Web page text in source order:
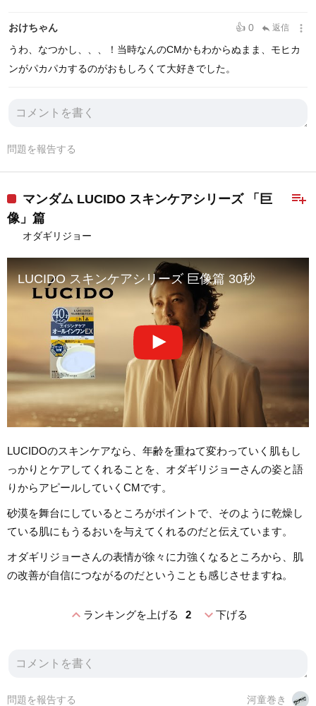
おけちゃん 👍 0 reply 返信 more_vert
うわ、なつかし、、、！当時なんのCMかもわからぬまま、モヒカ
ンがパカパカするのがおもしろくて大好きでした。
問題を報告する
playlist_add
マンダム LUCIDO スキンケアシリーズ 「巨
像」篇
オダギリジョー
LUCIDO スキンケアシリーズ 巨像篇 30秒
LUCIDOのスキンケアなら、年齢を重ねて変わっていく肌もし
っかりとケアしてくれることを、オダギリジョーさんの姿と語
りからアピールしていくCMです。
砂漠を舞台にしているところがポイントで、そのように乾燥し
ている肌にもうるおいを与えてくれるのだと伝えています。
オダギリジョーさんの表情が徐々に力強くなるところから、肌
の改善が自信につながるのだということも感じさせますね。
expand_lessランキングを上げる 2 expand_more下げる
河童巻き
問題を報告する